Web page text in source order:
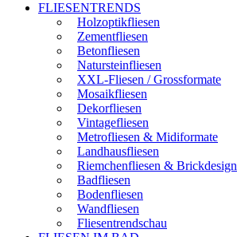
FLIESENTRENDS
Holzoptikfliesen
Zementfliesen
Betonfliesen
Natursteinfliesen
XXL-Fliesen / Grossformate
Mosaikfliesen
Dekorfliesen
Vintagefliesen
Metrofliesen & Midiformate
Landhausfliesen
Riemchenfliesen & Brickdesign
Badfliesen
Bodenfliesen
Wandfliesen
Fliesentrendschau